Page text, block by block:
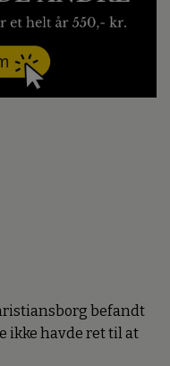
befandt
ikke havde ret til at